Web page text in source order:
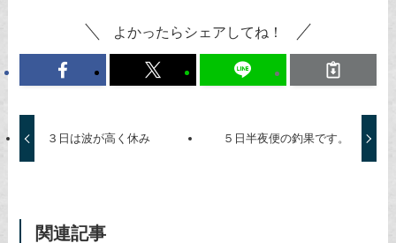
よかったらシェアしてね！
３日は波が高く休み ５日半夜便の釣果です。
関連記事